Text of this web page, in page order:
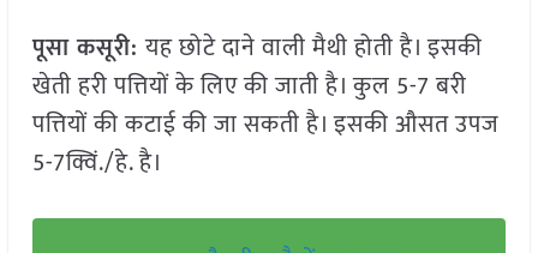
पूसा कसूरी:यह छोटे दाने वाली मैथी होती है। इसकी
खेती हरी पत्तियों के लिए की जाती है। कुल 5-7 बरी
पत्तियों की कटाई की जा सकती है। इसकी औसत उपज
5-7क्विं./हे. है।